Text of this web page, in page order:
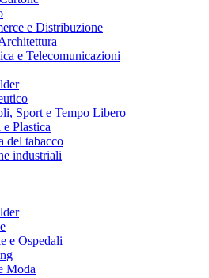
e Distribuzione
e Telecomunicazioni
Sport e Tempo Libero
Plastica
del tabacco
industriali
e Ospedali
Moda